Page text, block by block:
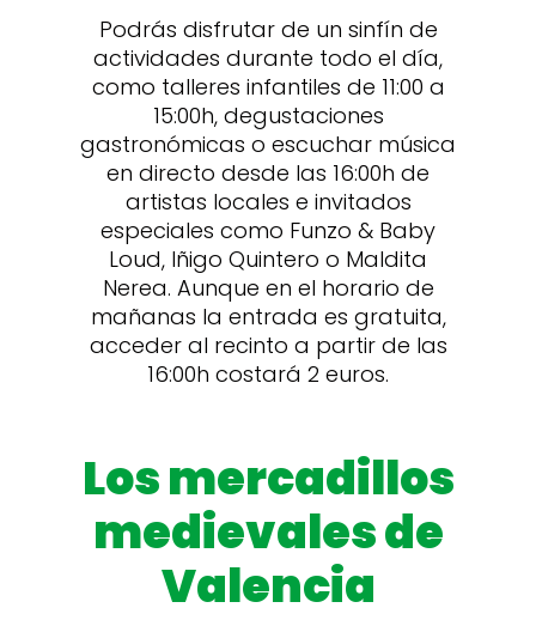
Podrás disfrutar de un sinfín de
actividades durante todo el día,
como talleres infantiles de 11:00 a
15:00h, degustaciones
gastronómicas o escuchar música
en directo desde las 16:00h de
artistas locales e invitados
especiales como Funzo & Baby
Loud, Iñigo Quintero o Maldita
Nerea. Aunque en el horario de
mañanas la entrada es gratuita,
acceder al recinto a partir de las
16:00h costará 2 euros.
Los mercadillos
medievales de
Valencia